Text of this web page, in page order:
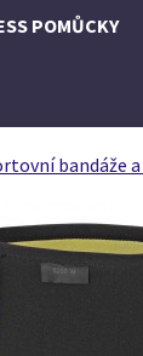
POMŮCKY
bandáže